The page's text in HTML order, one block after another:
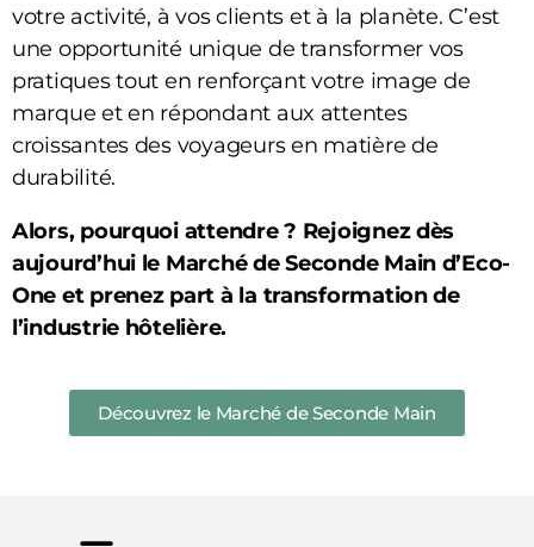
votre activité, à vos clients et à la planète. C’est
une opportunité unique de transformer vos
pratiques tout en renforçant votre image de
marque et en répondant aux attentes
croissantes des voyageurs en matière de
durabilité.
Alors, pourquoi attendre ? Rejoignez dès
aujourd’hui le Marché de Seconde Main d’Eco-
One et prenez part à la transformation de
l’industrie hôtelière.
Découvrez le Marché de Seconde Main